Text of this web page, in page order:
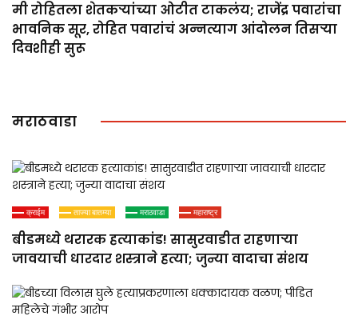
मी रोहितला शेतकऱ्यांच्या ओटीत टाकलंय; राजेंद्र पवारांचा
भावनिक सूर, रोहित पवारांचं अन्नत्याग आंदोलन तिसऱ्या
दिवशीही सुरू
मराठवाडा
क्राईम ताज्या बातम्या मराठवाडा महाराष्ट्र
बीडमध्ये थरारक हत्याकांड! सासुरवाडीत राहणाऱ्या
जावयाची धारदार शस्त्राने हत्या; जुन्या वादाचा संशय